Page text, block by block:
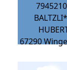
67290